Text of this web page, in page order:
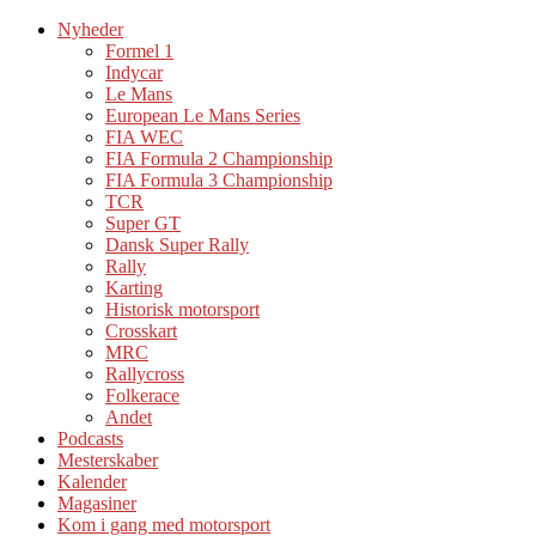
Nyheder
Formel 1
Indycar
Le Mans
European Le Mans Series
FIA WEC
FIA Formula 2 Championship
FIA Formula 3 Championship
TCR
Super GT
Dansk Super Rally
Rally
Karting
Historisk motorsport
Crosskart
MRC
Rallycross
Folkerace
Andet
Podcasts
Mesterskaber
Kalender
Magasiner
Kom i gang med motorsport